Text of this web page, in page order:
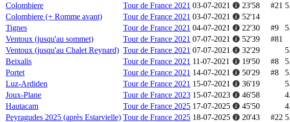
Colombiere
Tour de France 2021 03-07-2021 23'58 #21
Colombiere (+ Romme avant)
Tour de France 2021 03-07-2021 52'14
Tignes
Tour de France 2021 04-07-2021 22'30 #9
Ventoux (jusqu'au sommet)
Tour de France 2021 07-07-2021 52'39
#81
Ventoux (jusqu'au Chalet Reynard) Tour de France 2021 07-07-2021 32'29
Beixalis
Tour de France 2021 11-07-2021 19'50 #8
Portet
Tour de France 2021 14-07-2021 50'29 #8
Luz-Ardiden
Tour de France 2021 15-07-2021 36'19
Joux-Plane
Tour de France 2023 15-07-2023 46'58
Hautacam
Tour de France 2025 17-07-2025 45'50
Peyragudes 2025 (après Estarvielle) Tour de France 2025 18-07-2025 20'43 #22